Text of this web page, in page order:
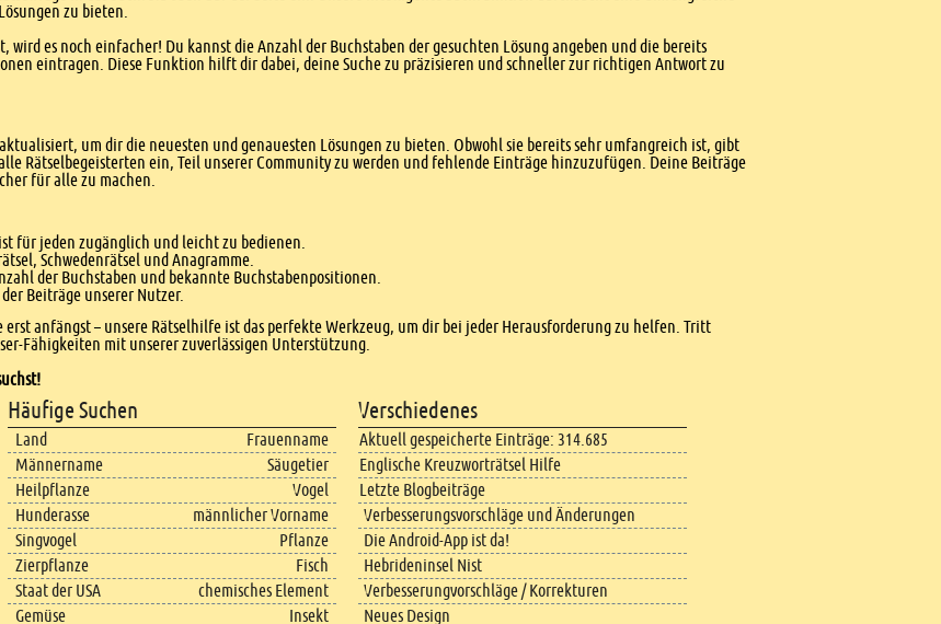
zu bieten.
wird es noch einfacher! Du kannst die Anzahl der Buchstaben der gesuchten Lösung angeben und die bereits
eintragen. Diese Funktion hilft dir dabei, deine Suche zu präzisieren und schneller zur richtigen Antwort zu
um dir die neuesten und genauesten Lösungen zu bieten. Obwohl sie bereits sehr umfangreich ist, gibt
Rätselbegeisterten ein, Teil unserer Community zu werden und fehlende Einträge hinzuzufügen. Deine Beiträge
für alle zu machen.
für jeden zugänglich und leicht zu bedienen.
Schwedenrätsel und Anagramme.
der Buchstaben und bekannte Buchstabenpositionen.
Beiträge unserer Nutzer.
anfängst – unsere Rätselhilfe ist das perfekte Werkzeug, um dir bei jeder Herausforderung zu helfen. Tritt
Fähigkeiten mit unserer zuverlässigen Unterstützung.
Häufige Suchen
Land
Frauenname
Männername
Säugetier
Heilpflanze
Vogel
Hunderasse
männlicher Vorname
Singvogel
Pflanze
Zierpflanze
Fisch
Staat der USA
chemisches Element
Gemüse
Insekt
Verschiedenes
Aktuell gespeicherte Einträge: 314.685
Englische Kreuzworträtsel Hilfe
Letzte Blogbeiträge
Verbesserungsvorschläge und Änderungen
Die Android-App ist da!
Hebrideninsel Nist
Verbesserungvorschläge / Korrekturen
Neues Design